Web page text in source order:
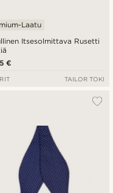
Itsesolmittava Rusetti
Laatu
€
TAILOR TOKI